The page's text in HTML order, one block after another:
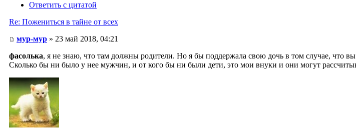
Ответить с цитатой
Re: Пожениться в тайне от всех
мур-мур » 23 май 2018, 04:21
фасолька, я не знаю, что там должны родители. Но я бы поддержала свою дочь в том случае, что
Сколько бы ни было у нее мужчин, и от кого бы ни были дети, это мои внуки и они могут